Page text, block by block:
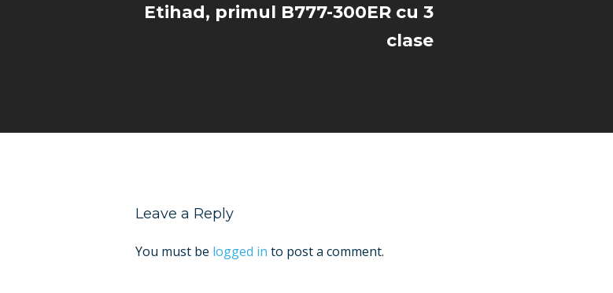
Etihad, primul B777-300ER cu 3
clase
Leave a Reply
You must be logged in to post a comment.